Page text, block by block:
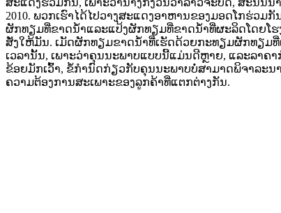
ສະແດງຮ່ວມກັນ, ເພາະວ່ານາງກັງວົນວ່າລາວຈະບໍ່ດີ, ສະນັ້ນນ
2010. ພວກເຮົາໄດ້ໄປວາງສະແດງອາຫານຂອງມອດໂກຮ່ວມ
ຜັກທຽມທີ່ຂາດນ້ໍາແລະແປ້ງຜັກທຽມທີ່ຂາດນໍ້າທີ່ຜະລິດໂດຍໂຮ
ສັ່ງໃຫ້ມັນ. ເມັດຜັກທຽມຂາດນ້ໍາທີ່ເຮັດດ້ວຍກະທຽມຜັກທຽມ
ເວລານັ້ນ, ເພາະວ່າຄຸນນະພາບແບບນີ້ແມ່ນດີຫຼາຍ, ແລະລາຄ
ຂ້ອຍມັກເວົ້າ, ຂໍ້ກໍານົດກ່ຽວກັບຄຸນນະພາບບໍ່ສາມາດພິຈາລະນ
ຄວາມຕ້ອງການສະເພາະຂອງລູກຄ້າທີ່ແຕກຕ່າງກັນ.